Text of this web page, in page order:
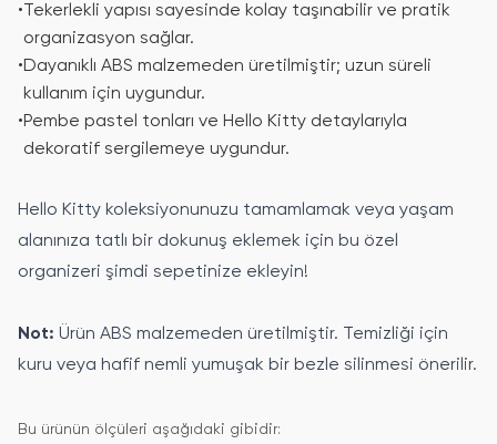
•Tekerlekli yapısı sayesinde kolay taşınabilir ve pratik
organizasyon sağlar.
•Dayanıklı ABS malzemeden üretilmiştir; uzun süreli
kullanım için uygundur.
•Pembe pastel tonları ve Hello Kitty detaylarıyla
dekoratif sergilemeye uygundur.
Hello Kitty koleksiyonunuzu tamamlamak veya yaşam
alanınıza tatlı bir dokunuş eklemek için bu özel
organizeri şimdi sepetinize ekleyin!
Not: Ürün ABS malzemeden üretilmiştir. Temizliği için
kuru veya hafif nemli yumuşak bir bezle silinmesi önerilir.
Bu ürünün ölçüleri aşağıdaki gibidir: